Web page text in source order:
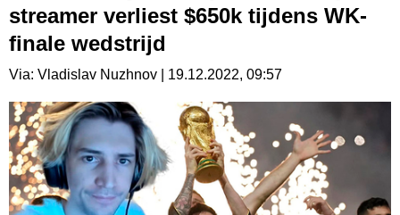
streamer verliest $650k tijdens WK-
finale wedstrijd
Via: Vladislav Nuzhnov | 19.12.2022, 09:57